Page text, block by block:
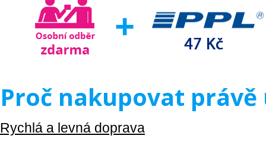
Proč nakupovat právě
Rychlá a levná doprava